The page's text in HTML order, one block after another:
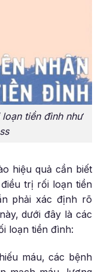
tiền đình như
hiệu quả cần biết
trị rối loạn tiền
phải xác định rõ
dưới đây là các
loạn tiền đình:
máu, các bệnh